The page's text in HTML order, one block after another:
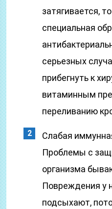
затягивается,
специальная
серьезных
прибегнуть к
витаминным
переливанию
Слабая
Проблемы с
организма
Повреждения у
подсыхают,